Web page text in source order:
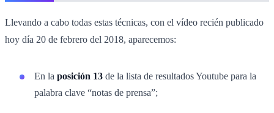
Llevando a cabo todas estas técnicas, con el vídeo recién publicado
hoy día 20 de febrero del 2018, aparecemos:
En la posición 13 de la lista de resultados Youtube para la
palabra clave “notas de prensa”;